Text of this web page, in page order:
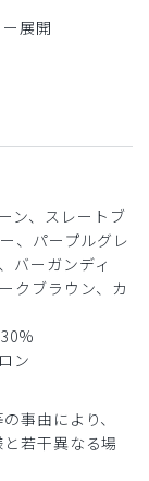
方にはジャス
2026-05-09
です。
展開
ン、スレートブ
、パープルグレ
バーガンディ
クブラウン、カ
ン
事由により、
若干異なる場